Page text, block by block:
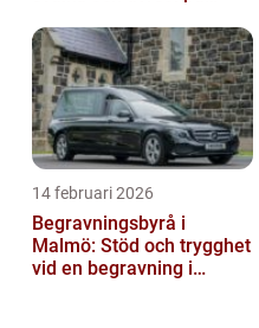
14 februari 2026
Begravningsbyrå i
Malmö: Stöd och trygghet
vid en begravning i